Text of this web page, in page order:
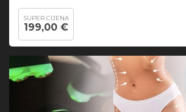
SUPER CIJENA
199,00 €